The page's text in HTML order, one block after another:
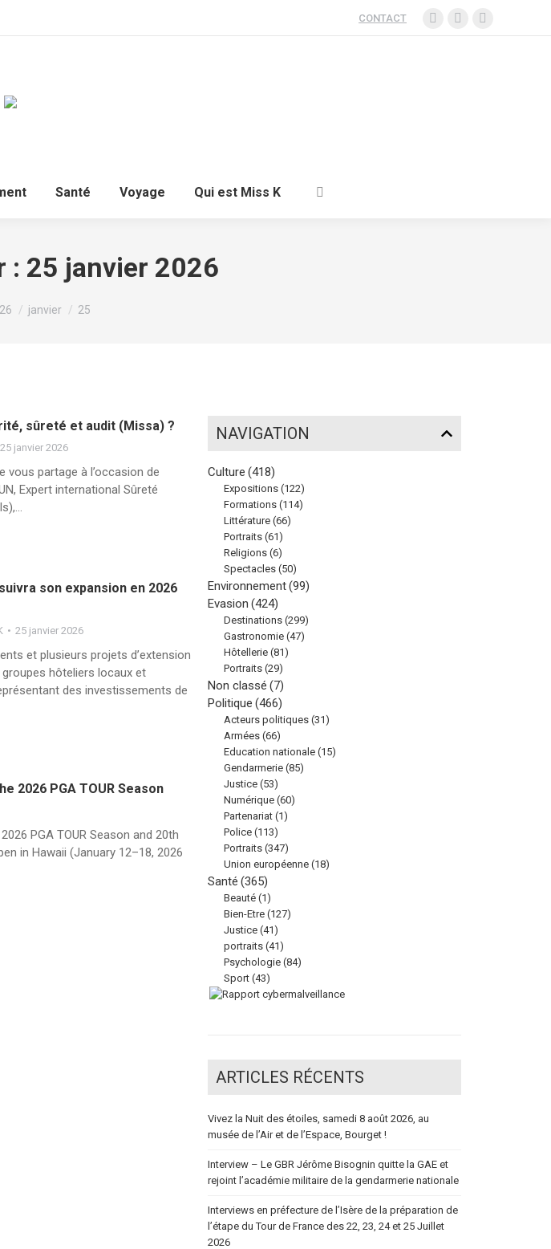
CONTACT
Santé Voyage Qui est Miss K
: 25 janvier 2026
: janvier 25
sûreté et audit (Missa) ?
25 janvier 2026
vous partage à l’occasion de
Expert international Sûreté
son expansion en 2026
25 janvier 2026
et plusieurs projets d’extension
hôteliers locaux et
des investissements de
2026 PGA TOUR Season
PGA TOUR Season and 20th
in Hawaii (January 12–18, 2026
NAVIGATION
Culture (418)
Expositions (122)
Formations (114)
Littérature (66)
Portraits (61)
Religions (6)
Spectacles (50)
Environnement(99)
Evasion (424)
Destinations (299)
Gastronomie (47)
Hôtellerie (81)
Portraits (29)
Non classé (7)
Politique (466)
Acteurs politiques (31)
Armées (66)
Education nationale (15)
Gendarmerie (85)
Justice (53)
Numérique (60)
Partenariat (1)
Police (113)
Portraits (347)
Union européenne (18)
Santé (365)
Beauté (1)
Bien-Etre (127)
Justice (41)
portraits (41)
Psychologie (84)
Sport (43)
ARTICLES RÉCENTS
Vivez la Nuit des étoiles, samedi 8 août 2026, au
musée de l’Air et de l’Espace, Bourget !
Interview – Le GBR Jérôme Bisognin quitte la GAE et
rejoint l’académie militaire de la gendarmerie nationale
Interviews en préfecture de l’Isère de la préparation de
l’étape du Tour de France des 22, 23, 24 et 25 Juillet
2026